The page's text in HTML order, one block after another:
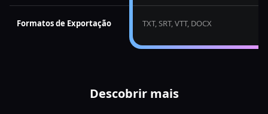
Formatos de Exportação TXT, SRT, VTT, DOCX
Descobrir mais